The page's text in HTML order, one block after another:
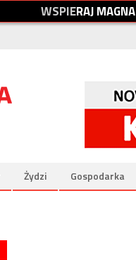
WSPIERAJMAGNA
Żydzi Gospodarka